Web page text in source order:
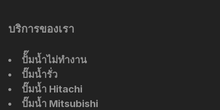
บริการของเรา
ปัั๊มน้ำไม่ทำงาน
ปั๊มน้ำรั่ว
ปั๊มน้ำ Hitachi
ปั๊มน้ำ Mitsubishi